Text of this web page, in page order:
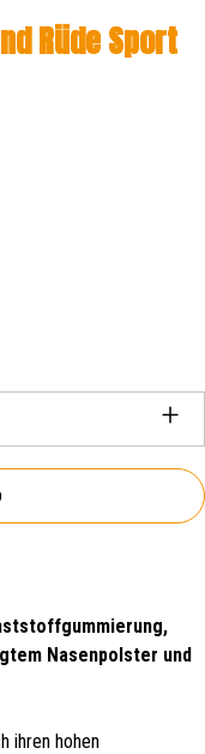
Rüde Sport
Wert ein oder
Nasenpolster und
ihren hohen